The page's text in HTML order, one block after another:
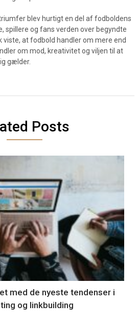
blev hurtigt en del af fodboldens
spillere og fans verden over begyndte
viste, at fodbold handler om mere end
om mod, kreativitet og viljen til at
gælder.
Posts
med de nyeste tendenser i
og linkbuilding